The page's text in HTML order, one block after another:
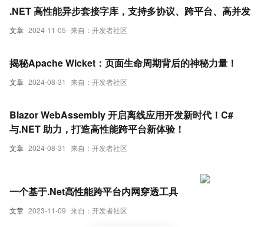
文章 2024-11-05 来自：开发者社区
.NET 高性能异步套接字库，支持多协议、跨平台、高并发
文章 2024-08-31 来自：开发者社区
揭秘Apache Wicket：页面生命周期背后的神秘力量！
文章 2024-08-31 来自：开发者社区
Blazor WebAssembly 开启离线应用开发新时代！C#
与.NET 助力，打造高性能跨平台新体验！
文章 2023-11-09 来自：开发者社区
一个基于.Net高性能跨平台内网穿透工具